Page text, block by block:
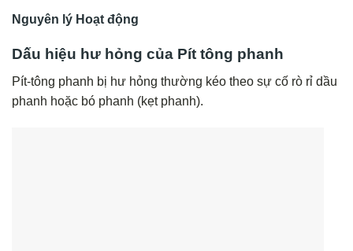
Nguyên lý Hoạt động
Dấu hiệu hư hỏng của Pít tông phanh
Pít-tông phanh bị hư hỏng thường kéo theo sự cố rò rỉ dầu
phanh hoặc bó phanh (kẹt phanh).